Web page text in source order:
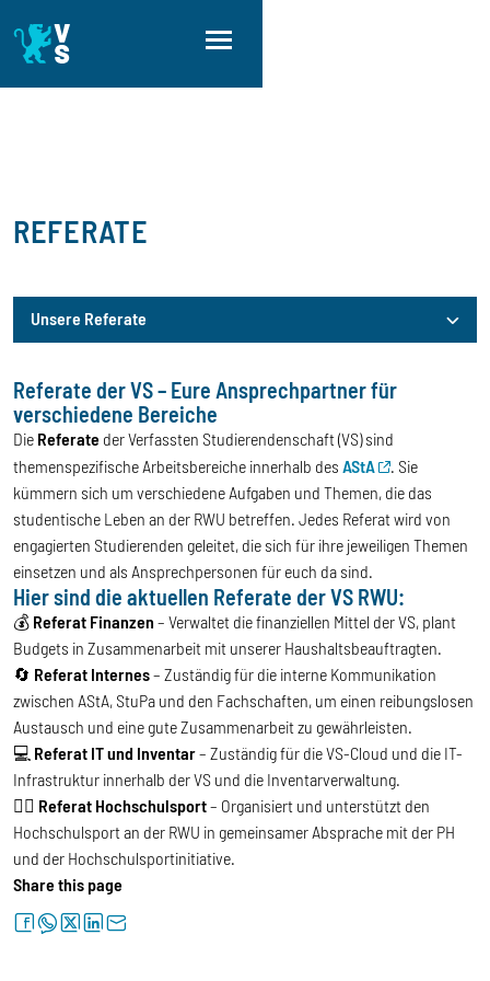
REFERATE
Unsere Referate
Unsere Referate
Referate der VS – Eure Ansprechpartner für
verschiedene Bereiche
Die Referate der Verfassten Studierendenschaft (VS) sind
themenspezifische Arbeitsbereiche innerhalb des AStA
. Sie
kümmern sich um verschiedene Aufgaben und Themen, die das
studentische Leben an der RWU betreffen. Jedes Referat wird von
engagierten Studierenden geleitet, die sich für ihre jeweiligen Themen
einsetzen und als Ansprechpersonen für euch da sind.
Hier sind die aktuellen Referate der VS RWU:
💰 Referat Finanzen – Verwaltet die finanziellen Mittel der VS, plant
Budgets in Zusammenarbeit mit unserer Haushaltsbeauftragten.
🔄 Referat Internes– Zuständig für die interne Kommunikation
zwischen AStA, StuPa und den Fachschaften, um einen reibungslosen
Austausch und eine gute Zusammenarbeit zu gewährleisten.
💻 Referat ITund Inventar– Zuständig für die VS-Cloud und die IT-
Infrastruktur innerhalb der VS und die Inventarverwaltung.
🏃‍♂️ Referat Hochschulsport– Organisiert und unterstützt den
Hochschulsport an der RWU in gemeinsamer Absprache mit der PH
und der Hochschulsportinitiative.
Share this page
facebookwhatsapptwitterlinkedinletter